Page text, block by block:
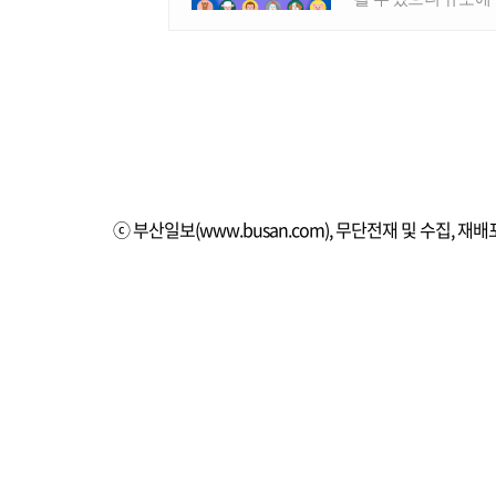
ⓒ 부산일보(www.busan.com), 무단전재 및 수집, 재배